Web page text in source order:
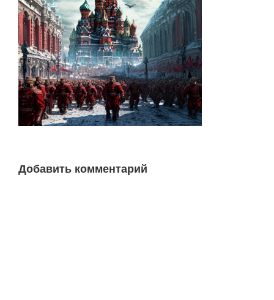
Добавить комментарий